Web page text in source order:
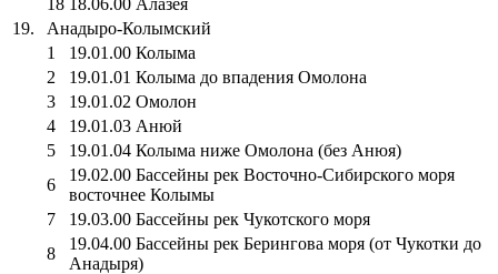
18
18.06.00 Алазея
19.
Анадыро-Колымский
1
19.01.00 Колыма
2
19.01.01 Колыма до впадения Омолона
3
19.01.02 Омолон
4
19.01.03 Анюй
5
19.01.04 Колыма ниже Омолона (без Анюя)
6
19.02.00 Бассейны рек Восточно-Сибирского моря
восточнее Колымы
7
19.03.00 Бассейны рек Чукотского моря
8
19.04.00 Бассейны рек Берингова моря (от Чукотки до
Анадыря)